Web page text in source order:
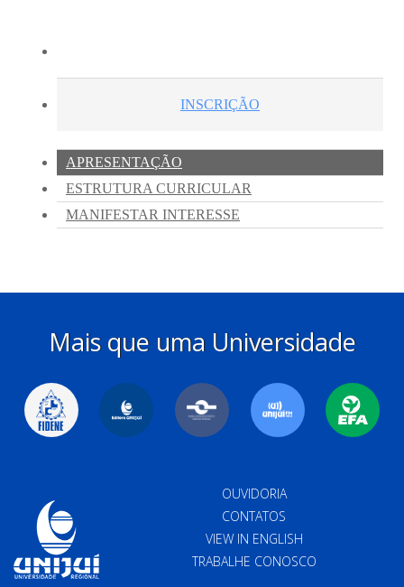
Mais que uma Universidade
OUVIDORIA
CONTATOS
VIEW IN ENGLISH
TRABALHE CONOSCO